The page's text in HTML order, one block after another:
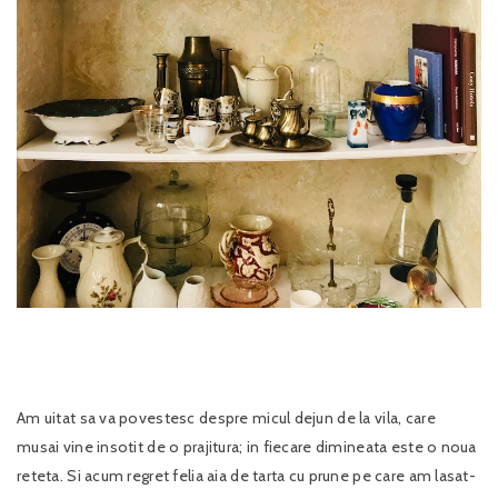
Am uitat sa va povestesc despre micul dejun de la vila, care
musai vine insotit de o prajitura; in fiecare dimineata este o noua
reteta. Si acum regret felia aia de tarta cu prune pe care am lasat-